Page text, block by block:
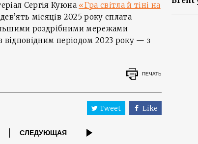
Сергія Куюна «Гра світла й тіні на
місяців 2025 року сплата
роздрібними мережами
відповідним періодом 2023 року — з
ПЕЧАТЬ
Tweet Like
СЛЕДУЮЩАЯ